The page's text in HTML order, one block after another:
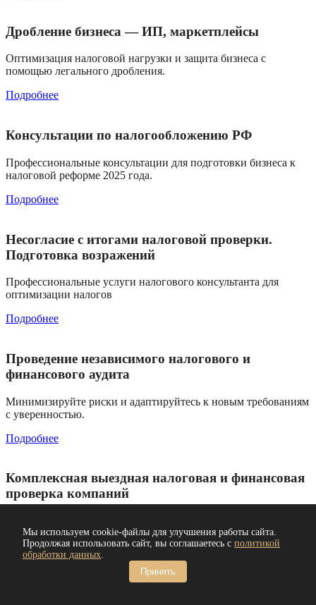
Дробление бизнеса — ИП, маркетплейсы
Оптимизация налоговой нагрузки и защита бизнеса с
помощью легального дробления.
Подробнее
Консультации по налогообложению РФ
Профессиональные консультации для подготовки бизнеса к
налоговой реформе 2025 года.
Подробнее
Несогласие с итогами налоговой проверки.
Подготовка возражений
Профессиональные услуги налогового консультанта для
оптимизации налогов
Подробнее
Проведение независимого налогового и
финансового аудита
Минимизируйте риски и адаптируйтесь к новым требованиям
с уверенностью.
Подробнее
Комплексная выездная налоговая и финансовая
проверка компаний
законодательстве
Подробнее
Мы используем cookie-файлы для улучшения работы сайта.
Продолжая использовать сайт, вы соглашаетесь с политикой
обработки данных.
Принять